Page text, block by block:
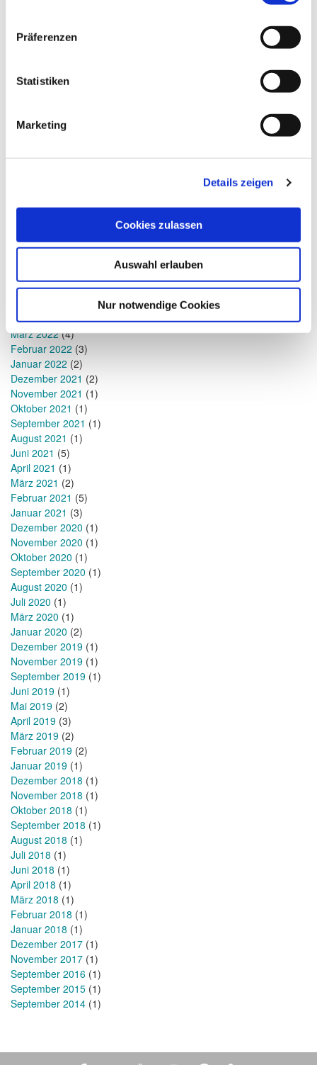
Präferenzen
Statistiken
Marketing
Details zeigen
Cookies zulassen
Auswahl erlauben
Nur notwendige Cookies
April 2024(1)
Januar 2024(1)
September 2023
Juli 2023(1)
Dezember 2022
Oktober 2022(1)
Juni 2022(2)
April 2022(4)
März 2022(4)
Februar 2022 (3)
Januar 2022 (2)
Dezember 2021 (2)
November 2021 (1)
Oktober 2021 (1)
September 2021 (1)
August 2021 (1)
Juni 2021 (5)
April 2021 (1)
März 2021 (2)
Februar 2021 (5)
Januar 2021 (3)
Dezember 2020 (1)
November 2020 (1)
Oktober 2020 (1)
September 2020 (1)
August 2020 (1)
Juli 2020 (1)
März 2020 (1)
Januar 2020 (2)
Dezember 2019 (1)
November 2019 (1)
September 2019 (1)
Juni 2019 (1)
Mai 2019 (2)
April 2019 (3)
März 2019 (2)
Februar 2019 (2)
Januar 2019 (1)
Dezember 2018 (1)
November 2018 (1)
Oktober 2018 (1)
September 2018 (1)
August 2018 (1)
Juli 2018 (1)
Juni 2018 (1)
April 2018 (1)
März 2018 (1)
Februar 2018 (1)
Januar 2018 (1)
Dezember 2017 (1)
November 2017 (1)
September 2016 (1)
September 2015 (1)
September 2014 (1)